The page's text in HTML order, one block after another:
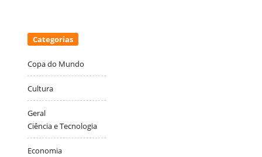
Categorias
Copa do Mundo
Cultura
Geral
Ciência e Tecnologia
Economia